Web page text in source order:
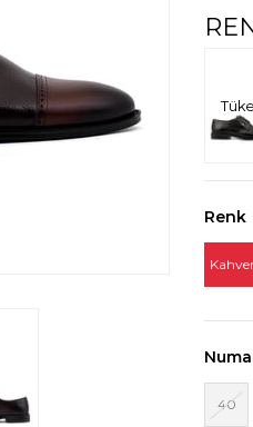
Renk
40